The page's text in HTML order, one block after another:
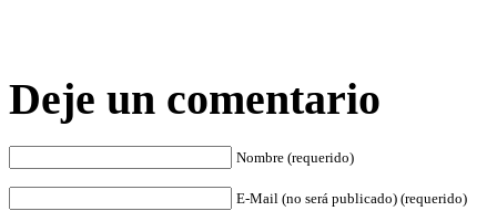
Deje un comentario
Nombre (requerido)
E-Mail (no será publicado) (requerido)